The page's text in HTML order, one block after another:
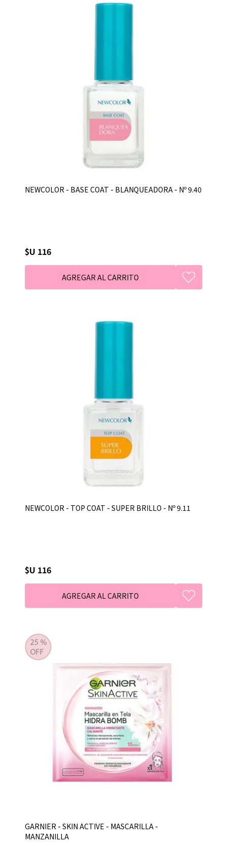
NEWCOLOR - BASE COAT - BLANQUEADORA - Nº 9.40
$U 116
NEWCOLOR - TOP COAT - SUPER BRILLO - Nº 9.11
$U 116
GARNIER - SKIN ACTIVE - MASCARILLA -
MANZANILLA